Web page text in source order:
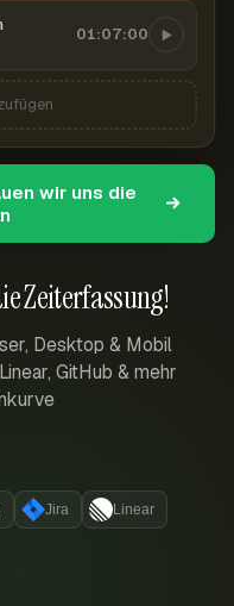
Zeiterfassung!
Desktop & Mobil
GitHub & mehr
Jira Linear
01:07:00
wir uns die